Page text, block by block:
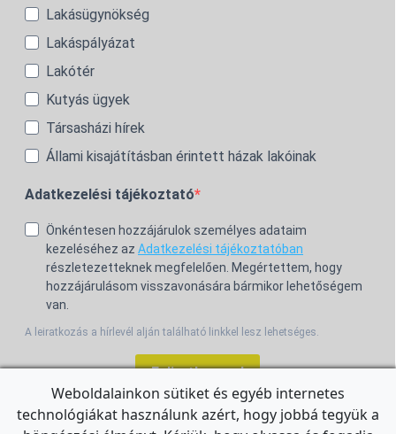
Lakásügynökség
Lakáspályázat
Lakótér
Kutyás ügyek
Társasházi hírek
Állami kisajátításban érintett házak lakóinak
Adatkezelési tájékoztató
Önkéntesen hozzájárulok személyes adataim
kezeléséhez az Adatkezelési tájékoztatóban
részletezetteknek megfelelően. Megértettem, hogy
hozzájárulásom visszavonására bármikor lehetőségem
van.
A leiratkozás a hírlevél alján található linkkel lesz lehetséges.
Feliratkozom!
Weboldalainkon sütiket és egyéb internetes
technológiákat használunk azért, hogy jobbá tegyük a